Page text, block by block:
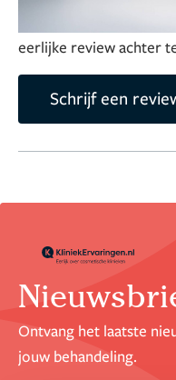
Help anderen met het
eerlijke review achter
Schrijf een
Ontvang het laatste
jouw behandeling.